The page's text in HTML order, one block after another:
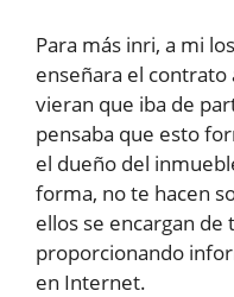
Para más inri, a mi
enseñara el
vieran que iba de
pensaba que esto
el dueño del
forma, no te hacen
ellos se encargan
proporcionando
en Internet.